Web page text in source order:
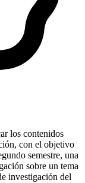
los contenidos
con el objetivo
semestre, una
sobre un tema
investigación del